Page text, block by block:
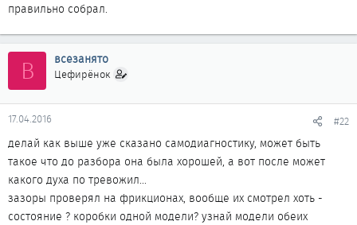
правильно собрал.
В всезанято
Цефирёнок
17.04.2016 #22
делай как выше уже сказано самодиагностику, может быть
такое что до разбора она была хорошей, а вот после может
какого духа по тревожил...
зазоры проверял на фрикционах, вообще их смотрел хоть -
состояние ? коробки одной модели? узнай модели обеих